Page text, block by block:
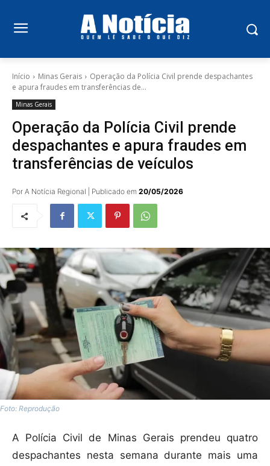
Início Minas Gerais
Operação da Polícia Civil prende despachantes
e apura fraudes em transferências de...
Minas Gerais
Operação da Polícia Civil prende
despachantes e apura fraudes em
transferências de veículos
Por A Notícia Regional | Publicado em 20/05/2026
Foto: Reprodução
A Polícia Civil de Minas Gerais prendeu quatro
despachantes nesta semana durante mais uma